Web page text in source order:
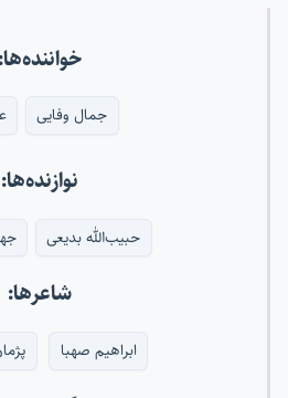
خواننده‌ها:
جمال وفایی
نوازنده‌ها:
حبیب‌الله بدیعی
شاعرها:
ابراهیم صهبا